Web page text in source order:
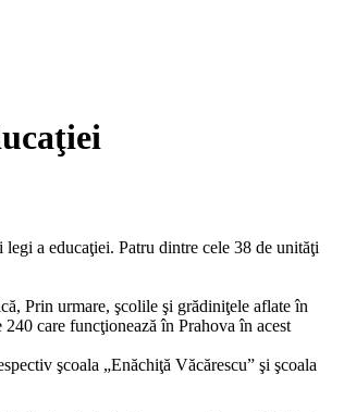
a educaţiei. Patru dintre cele 38 de unităţi
Prin urmare, şcolile şi grădiniţele aflate în
care funcţionează în Prahova în acest
şcoala „Enăchiţă Văcărescu” şi şcoala